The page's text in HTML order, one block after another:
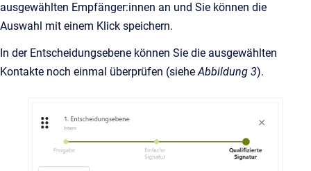
ausgewählten Empfänger:innen an und Sie können die
Auswahl mit einem Klick speichern.
In der Entscheidungsebene können Sie die ausgewählten
Kontakte noch einmal überprüfen (sieheAbbildung 3).